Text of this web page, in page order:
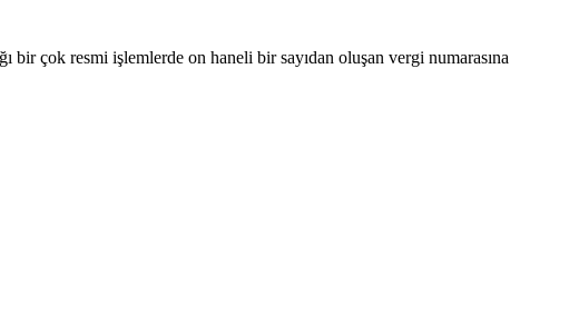
bir çok resmi işlemlerde on haneli bir sayıdan oluşan vergi numarasına